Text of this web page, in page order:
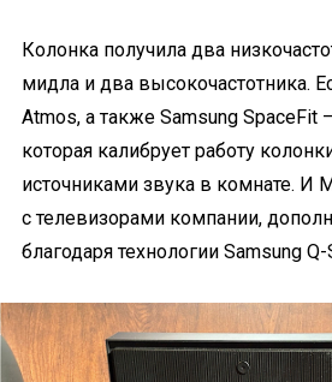
Колонка получила два
мидла и два высокочастотника.
Atmos, а также Samsung SpaceFit
которая калибрует работу
источниками звука в комнате. И
с телевизорами компании,
благодаря технологии Samsung Q-